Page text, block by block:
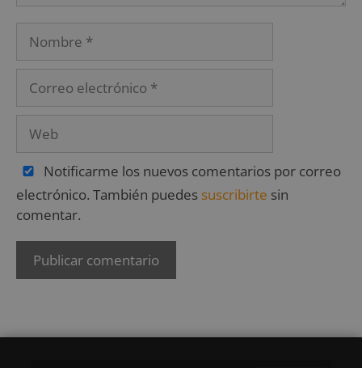
Notificarme los nuevos comentarios por correo
electrónico. También puedes suscribirte sin
comentar.